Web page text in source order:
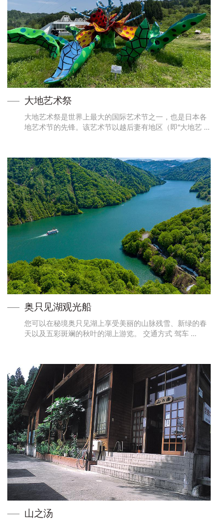
大地艺术祭
大地艺术祭是世界上最大的国际艺术节之一，也是日本各
地艺术节的先锋。该艺术节以越后妻有地区（即“大地艺 …
奥只见湖观光船
您可以在秘境奥只见湖上享受美丽的山脉残雪、新绿的春
天以及五彩斑斓的秋叶的湖上游览。 交通方式 驾车 …
山之汤